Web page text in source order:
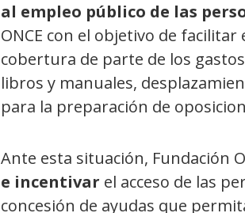
al empleo público de las
ONCE con el objetivo de
cobertura de parte de los
libros y manuales,
para la preparación de
Ante esta situación, Fundación
e incentivar el acceso de las
concesión de ayudas que